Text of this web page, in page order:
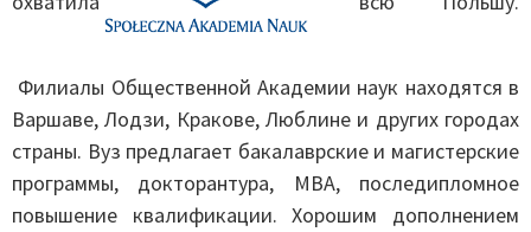
Филиалы Общественной Академии наук находятся в
Варшаве, Лодзи, Кракове, Люблине и других городах
страны. Вуз предлагает бакалаврские и магистерские
программы, докторантура, MBA, последипломное
повышение квалификации. Хорошим дополнением